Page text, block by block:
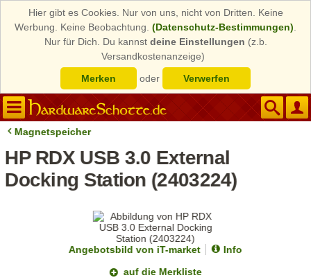
Hier gibt es Cookies. Nur von uns, nicht von Dritten. Keine
Werbung. Keine Beobachtung. (Datenschutz-Bestimmungen)
Nur für Dich. Du kannst deine Einstellungen (z.b.
Versandkostenanzeige)
Merken
oder Verwerfen
Magnetspeicher
HP RDX USB 3.0 External
Docking Station (2403224)
Angebotsbild von iT-market
Info
auf die Merkliste